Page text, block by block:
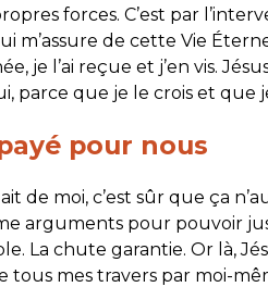
forces. C’est par
m’assure de cette Vie
je l’ai reçue et j’en vis.
parce que je le crois et que
pour nous
de moi, c’est sûr que ça
arguments pour pouvoir
La chute garantie. Or là,
tous mes travers par moi-